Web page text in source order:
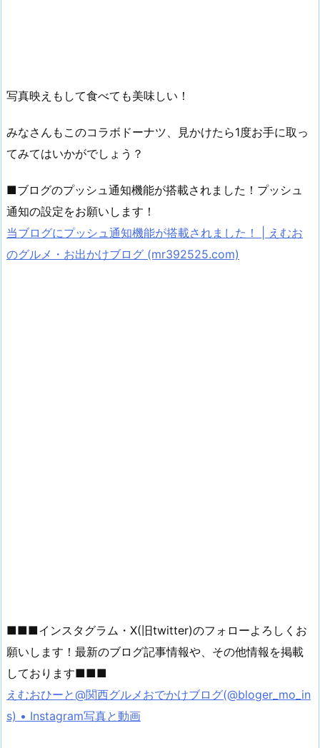
写真映えもして食べても美味しい！
みなさんもこのコラボドーナツ、見かけたら1度お手に取っ
てみてはいかがでしょう？
■ブログのプッシュ通知機能が搭載されました！プッシュ
通知の設定をお願いします！
当ブログにプッシュ通知機能が搭載されました！ | えむお
のグルメ・お出かけブログ (mr392525.com)
■■■インスタグラム・X(旧twitter)のフォローよろしくお
願いします！最新のブログ記事情報や、その他情報を掲載
しております■■■
えむおひーと@関西グルメおでかけブログ(@bloger_mo_in
s) • Instagram写真と動画